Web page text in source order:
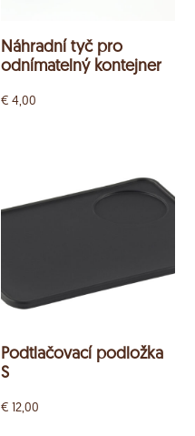
Náhradní tyč pro
odnímatelný kontejner
€ 4,00
Podtlačovací podložka
S
€ 12,00